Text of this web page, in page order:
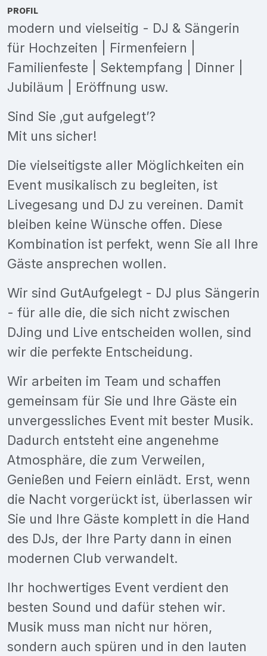
PROFIL
modern und vielseitig - DJ & Sängerin
für Hochzeiten | Firmenfeiern |
Familienfeste | Sektempfang | Dinner |
Jubiläum | Eröffnung usw.
Sind Sie ‚gut aufgelegt’?
Mit uns sicher!
Die vielseitigste aller Möglichkeiten ein
Event musikalisch zu begleiten, ist
Livegesang und DJ zu vereinen. Damit
bleiben keine Wünsche offen. Diese
Kombination ist perfekt, wenn Sie all Ihre
Gäste ansprechen wollen.
Wir sind GutAufgelegt - DJ plus Sängerin
- für alle die, die sich nicht zwischen
DJing und Live entscheiden wollen, sind
wir die perfekte Entscheidung.
Wir arbeiten im Team und schaffen
gemeinsam für Sie und Ihre Gäste ein
unvergessliches Event mit bester Musik.
Dadurch entsteht eine angenehme
Atmosphäre, die zum Verweilen,
Genießen und Feiern einlädt. Erst, wenn
die Nacht vorgerückt ist, überlassen wir
Sie und Ihre Gäste komplett in die Hand
des DJs, der Ihre Party dann in einen
modernen Club verwandelt.
Ihr hochwertiges Event verdient den
besten Sound und dafür stehen wir.
Musik muss man nicht nur hören,
sondern auch spüren und in den lauten